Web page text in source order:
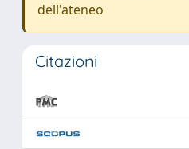
dell'ateneo
Citazioni